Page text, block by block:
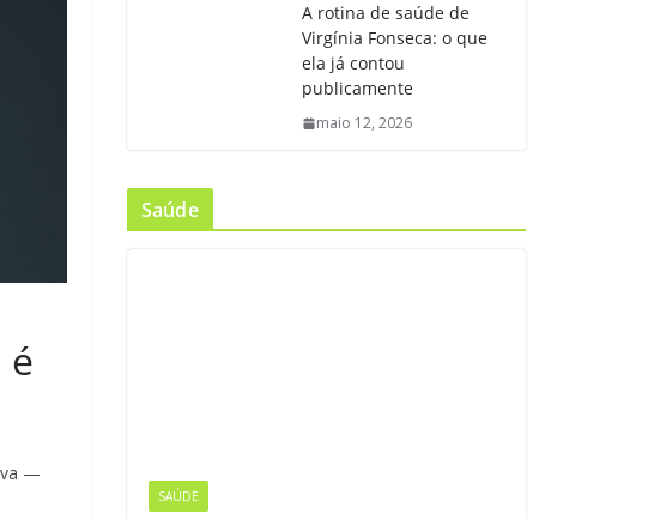
é
—
A rotina de saúde de
Virgínia Fonseca: o que
ela já contou
publicamente
maio 12, 2026
Saúde
SAÚDE